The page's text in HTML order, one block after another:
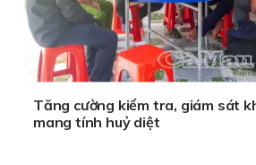
Tăng cường kiểm tra, giám sát
mang tính huỷ diệt